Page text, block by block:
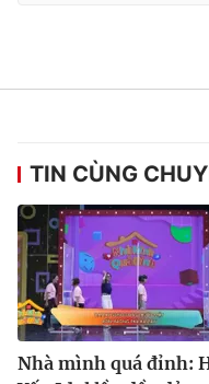
TIN CÙNG
Nhà mình quá đỉnh: